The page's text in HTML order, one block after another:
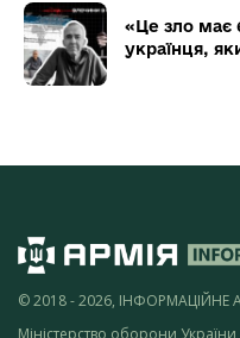
«Це зло має
українця,
© 2018 - 2026, ІНФОРМАЦІЙНЕ